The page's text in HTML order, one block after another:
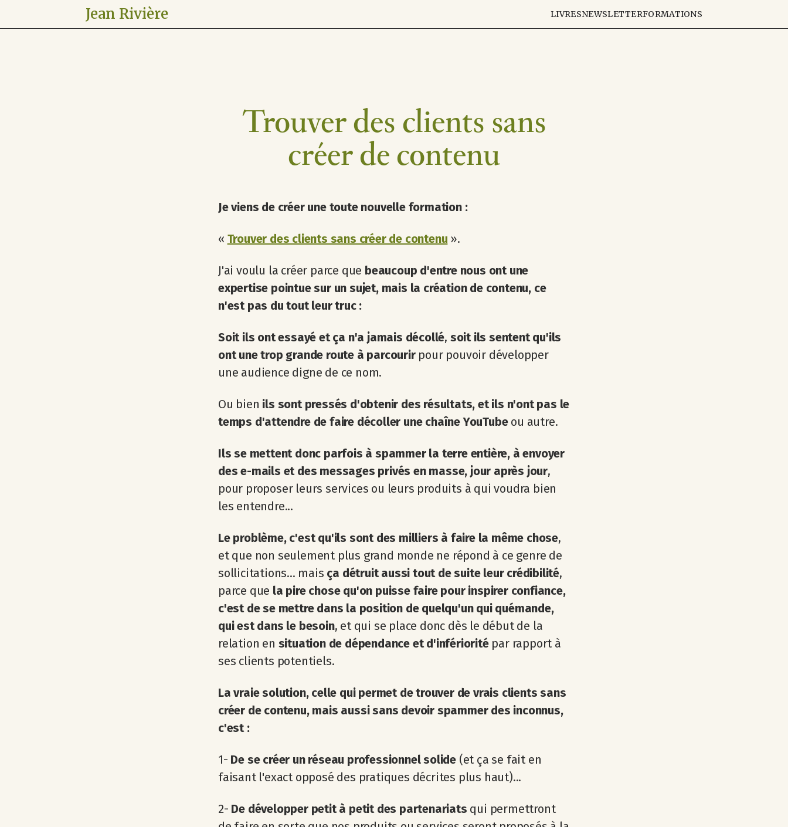
Jean Rivière LIVRESNEWSLETTERFORMATIONS
Trouver des clients sans
créer de contenu
Je viens de créer une toute nouvelle formation :
« Trouver des clients sans créer de contenu ».
J'ai voulu la créer parce que beaucoup d'entre nous ont une
expertise pointue sur un sujet, mais la création de contenu, ce
n'est pas du tout leur truc :
Soit ils ont essayé et ça n'a jamais décollé, soit ils sentent qu'ils
ont une trop grande route à parcourirpour pouvoir développer
une audience digne de ce nom.
Ou bien ils sont pressés d'obtenir des résultats, et ils n'ont pas le
temps d'attendre de faire décoller une chaîne YouTubeou autre.
Ils se mettent donc parfois à spammer la terre entière, à envoyer
des e-mails et des messages privés en masse, jour après jour,
pour proposer leurs services ou leurs produits à qui voudra bien
les entendre...
Le problème, c'est qu'ils sont des milliers à faire la même chose,
et que non seulement plus grand monde ne répond à ce genre de
sollicitations... mais ça détruit aussi tout de suite leur crédibilité,
parce que la pire chose qu'on puisse faire pour inspirer confiance,
c'est de se mettre dans la position de quelqu'un qui quémande,
qui est dans le besoin, et qui se place donc dès le début de la
relation en situation de dépendance et d'inférioritépar rapport à
ses clients potentiels.
La vraie solution, celle qui permet de trouver de vrais clients sans
créer de contenu, mais aussi sans devoir spammer des inconnus,
c'est :
1- De se créer un réseau professionnel solide (et ça se fait en
faisant l'exact opposé des pratiques décrites plus haut)...
2- De développer petit à petit des partenariats qui permettront